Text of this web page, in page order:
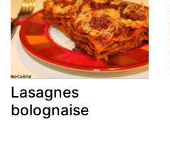
Lasagnes
bolognaise